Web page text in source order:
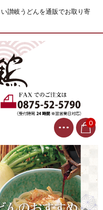
讃岐うどんを通販でお取り寄
0